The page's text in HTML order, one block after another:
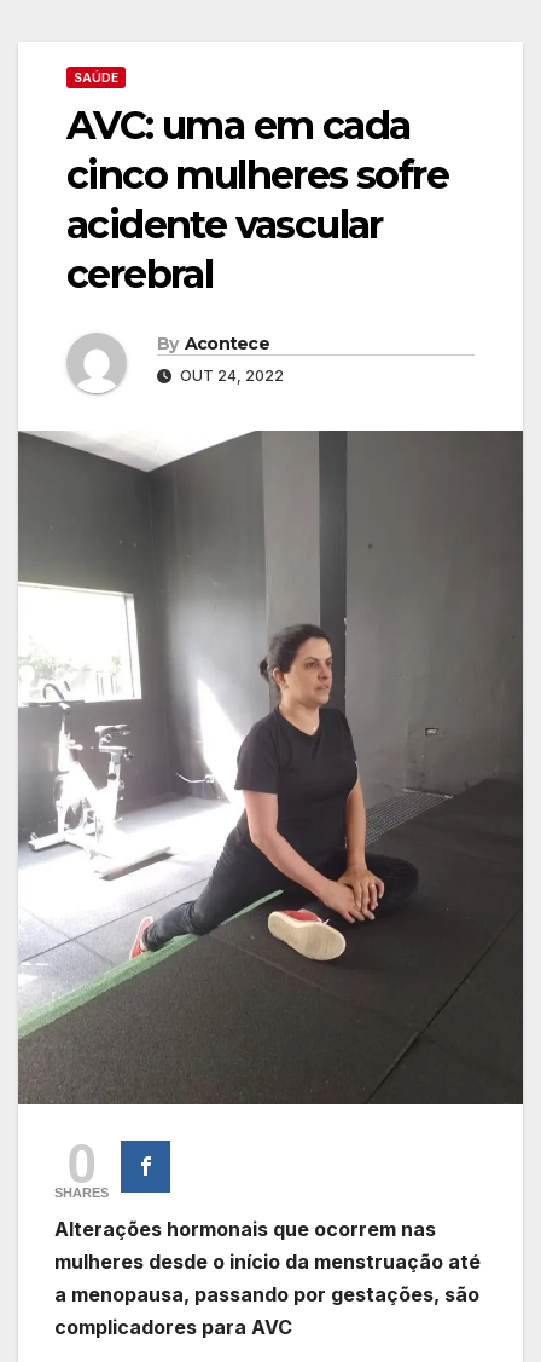
SAÚDE
AVC: uma em cada
cinco mulheres sofre
acidente vascular
cerebral
By Acontece
OUT 24, 2022
0
SHARES
Alterações hormonais que ocorrem nas
mulheres desde o início da menstruação até
a menopausa, passando por gestações, são
complicadores para AVC